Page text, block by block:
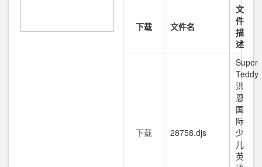
下载 文件名
文
件
描
述
下载 28758.djs
Super
Teddy
洪
恩
国
际
少
儿
英